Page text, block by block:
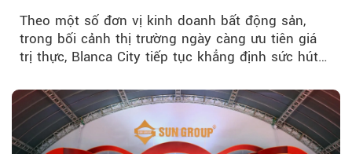
Theo một số đơn vị kinh doanh bất động sản,
trong bối cảnh thị trường ngày càng ưu tiên giá
trị thực, Blanca City tiếp tục khẳng định sức hút